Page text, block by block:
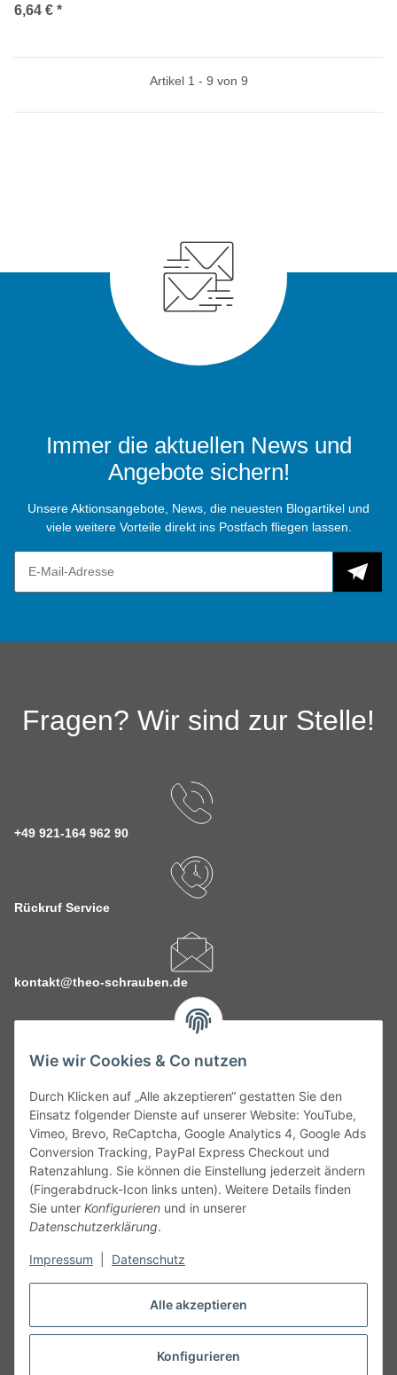
Alle akzeptieren
Konfigurieren
Wie wir Cookies & Co nutzen
Durch Klicken auf „Alle akzeptieren“ gestatten Sie den
Einsatz folgender Dienste auf unserer Website: YouTube,
Vimeo, Brevo, ReCaptcha, Google Analytics 4, Google Ads
Conversion Tracking, PayPal Express Checkout und
Ratenzahlung. Sie können die Einstellung jederzeit ändern
(Fingerabdruck-Icon links unten). Weitere Details finden
Sie unter Konfigurieren und in unserer
Datenschutzerklärung.
Impressum Datenschutz
6,64 € *
Artikel 1 - 9 von 9
Immer die aktuellen News und
Angebote sichern!
Unsere Aktionsangebote, News, die neuesten Blogartikel und
viele weitere Vorteile direkt ins Postfach fliegen lassen.
Fragen? Wir sind zur Stelle!
+49 921-164 962 90
Rückruf Service
kontakt@theo-schrauben.de
Service
Gesetzliche Informationen
Alle technischen Angaben ohne Gewähr. Irrtümer und fehlerhafte
Angaben vorbehalten. Wenn Sie Datenblätter oder spezielle
unseren Kundenservice. Abbildungen der Artikel können
Vertrag widerrufen